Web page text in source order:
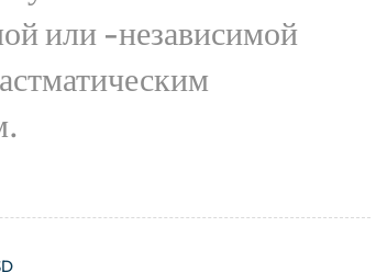
или -независимой